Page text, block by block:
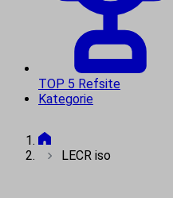
TOP 5 Refsite
Kategorie
LECR iso